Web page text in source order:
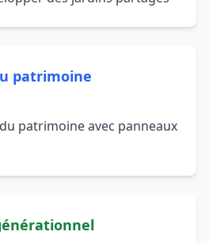
patrimoine
patrimoine avec panneaux